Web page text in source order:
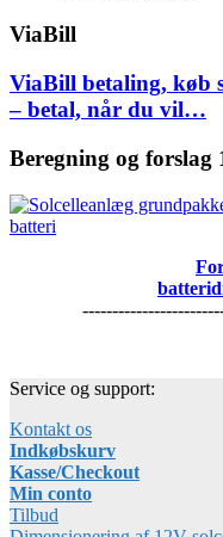
ViaBill
ViaBill betaling, køb
– betal, når du vil…
Beregning og forslag
Service og support:
Kontakt os
Indkøbskurv
Kasse/Checkout
Min conto
Tilbud